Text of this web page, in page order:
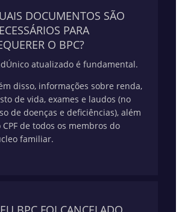
DOCUMENTOS SÃO
PARA
O BPC?
atualizado é fundamental.
disso, informações sobre renda,
de vida, exames e laudos (no
de doenças e deficiências), além
CPF de todos os membros do
familiar.